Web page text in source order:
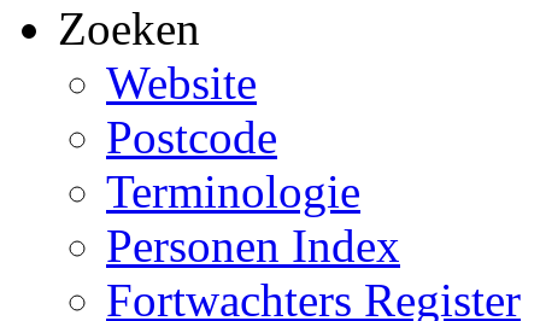
Zoeken
Website
Postcode
Terminologie
Personen Index
Fortwachters Register